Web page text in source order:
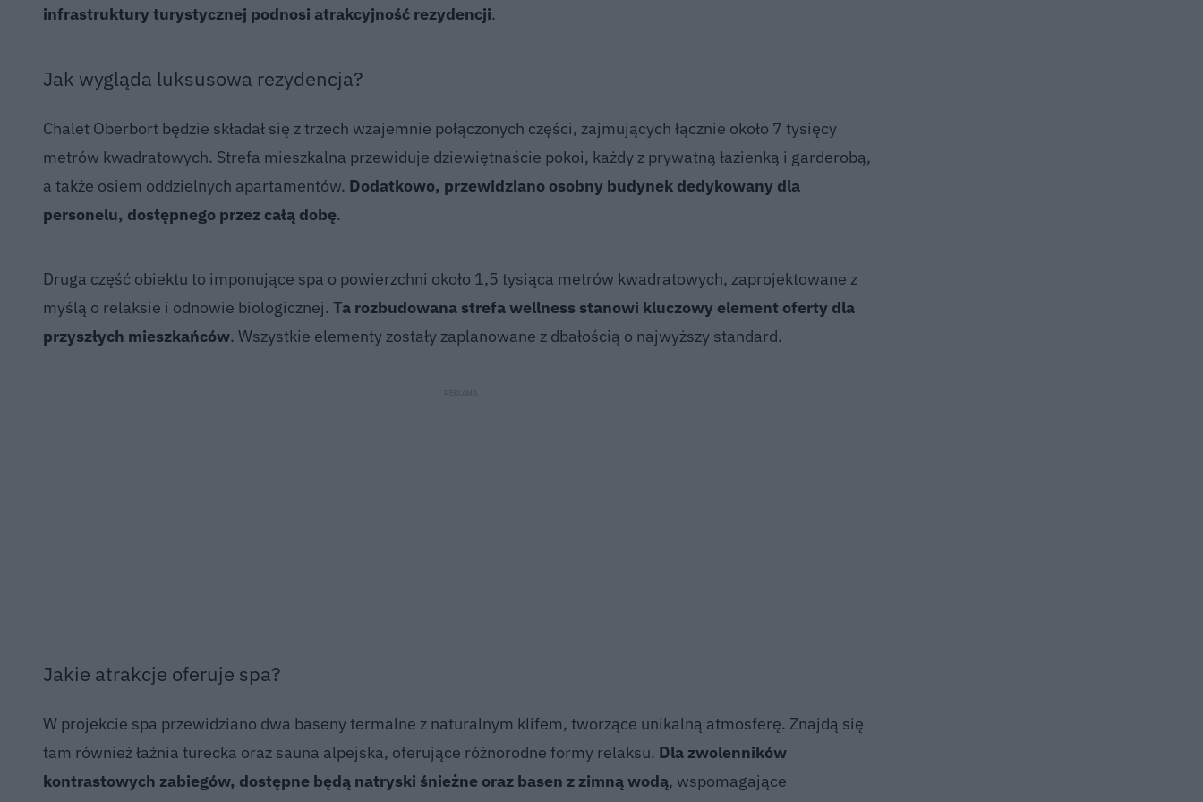
infrastruktury turystycznej podnosi atrakcyjność rezydencji.
Jak wygląda luksusowa rezydencja?
Chalet Oberbort będzie składał się z trzech wzajemnie połączonych części, zajmujących łącznie około 7 tysięcy
metrów kwadratowych. Strefa mieszkalna przewiduje dziewiętnaście pokoi, każdy z prywatną łazienką i garderobą,
a także osiem oddzielnych apartamentów. Dodatkowo, przewidziano osobny budynek dedykowany dla
personelu, dostępnego przez całą dobę.
Druga część obiektu to imponujące spa o powierzchni około 1,5 tysiąca metrów kwadratowych, zaprojektowane z
myślą o relaksie i odnowie biologicznej. Ta rozbudowana strefa wellness stanowi kluczowy element oferty dla
przyszłych mieszkańców. Wszystkie elementy zostały zaplanowane z dbałością o najwyższy standard.
Jakie atrakcje oferuje spa?
W projekcie spa przewidziano dwa baseny termalne z naturalnym klifem, tworzące unikalną atmosferę. Znajdą się
tam również łaźnia turecka oraz sauna alpejska, oferujące różnorodne formy relaksu. Dla zwolenników
kontrastowych zabiegów, dostępne będą natryski śnieżne oraz basen z zimną wodą, wspomagające